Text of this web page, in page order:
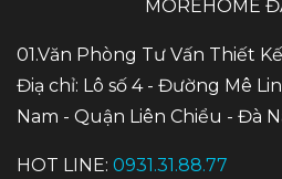
MOREHOME
01.Văn Phòng Tư Vấn Thiết
Điạ chỉ: Lô số 4 - Đường Mê
Nam - Quận Liên Chiểu - Đà
HOT LINE: 0931.31.88.77